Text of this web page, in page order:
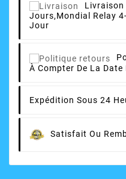
Livraison
Jours,Mondial Relay
Jour
À Compter De La Date
Expédition Sous 24
Satisfait Ou